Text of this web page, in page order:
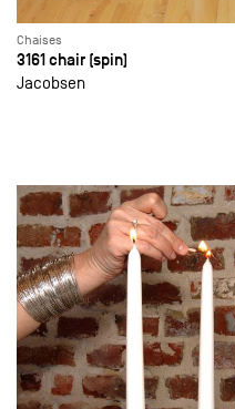
Chaises
3161 chair (spin)
Jacobsen